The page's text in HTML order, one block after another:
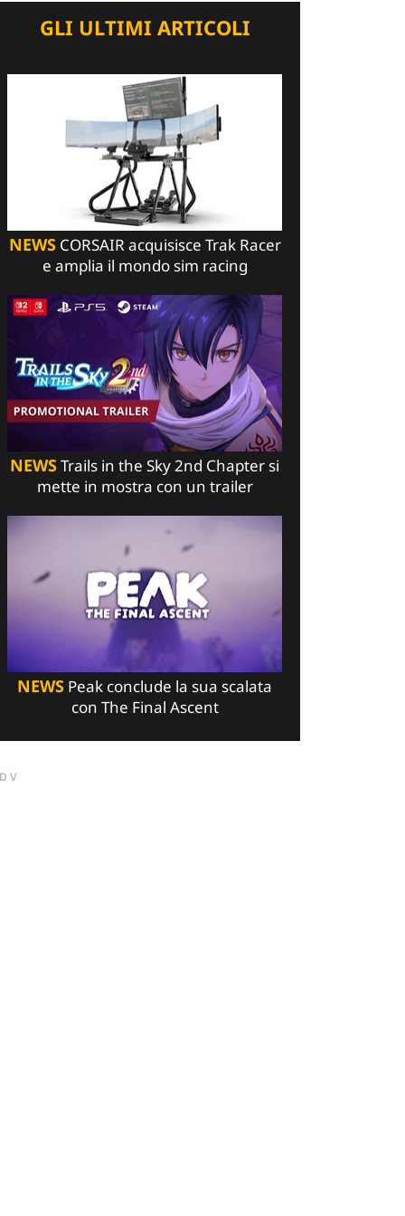
GLI ULTIMI ARTICOLI
NEWSCORSAIR acquisisce Trak Racer
e amplia il mondo sim racing
NEWSTrails in the Sky 2nd Chapter si
mette in mostra con un trailer
NEWS Peak conclude la sua scalata
con The Final Ascent